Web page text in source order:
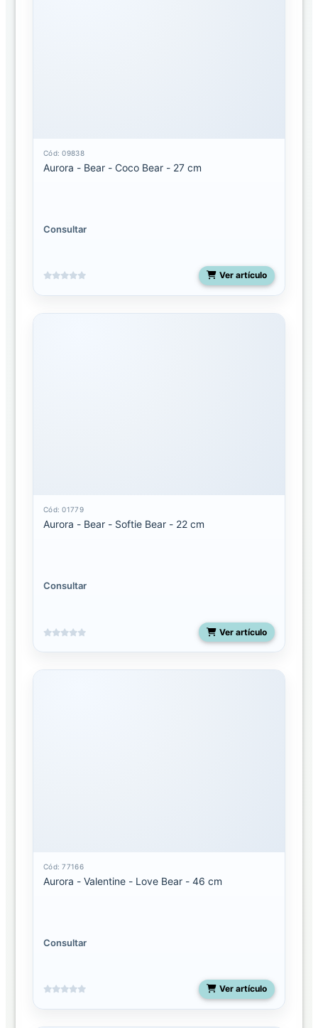
Cód: 09838
Aurora - Bear - Coco Bear - 27 cm
Consultar
Ver artículo
Cód: 01779
Aurora - Bear - Softie Bear - 22 cm
Consultar
Ver artículo
Cód: 77166
Aurora - Valentine - Love Bear - 46 cm
Consultar
Ver artículo